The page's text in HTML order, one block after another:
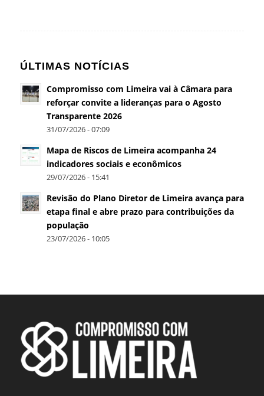
ÚLTIMAS NOTÍCIAS
Compromisso com Limeira vai à Câmara para
reforçar convite a lideranças para o Agosto
Transparente 2026
31/07/2026 - 07:09
Mapa de Riscos de Limeira acompanha 24
indicadores sociais e econômicos
29/07/2026 - 15:41
Revisão do Plano Diretor de Limeira avança para
etapa final e abre prazo para contribuições da
população
23/07/2026 - 10:05